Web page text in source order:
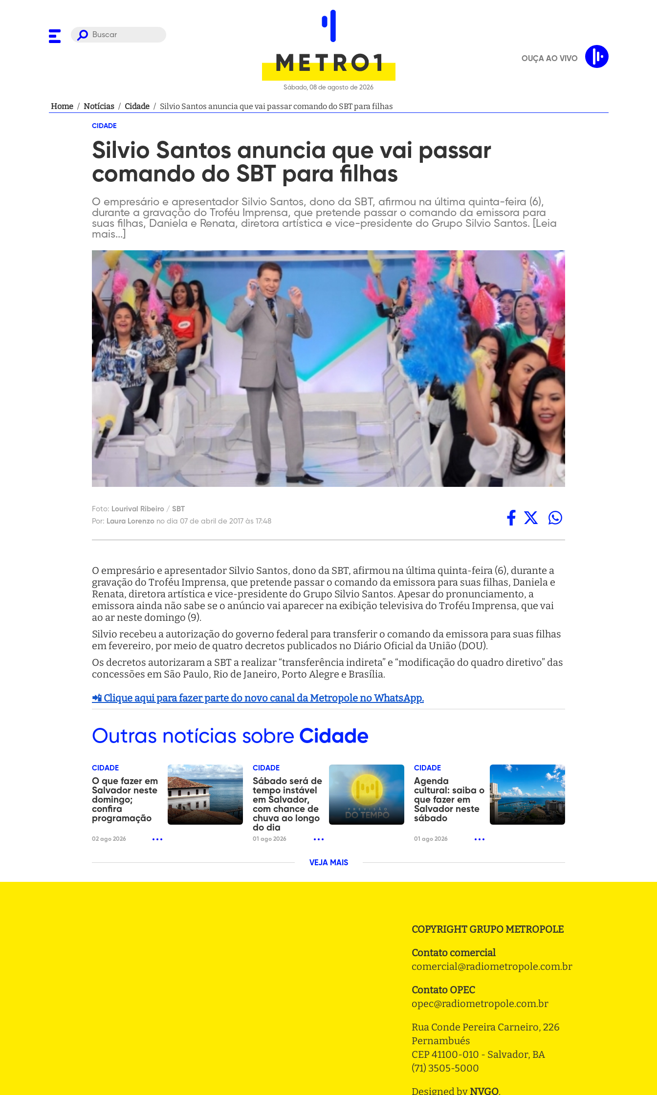
Sábado, 08 de agosto de 2026
OUÇA AO VIVO
Home / Notícias / Cidade / Silvio Santos anuncia que vai passar comando do SBT para filhas
CIDADE
Silvio Santos anuncia que vai passar
comando do SBT para filhas
O empresário e apresentador Silvio Santos, dono da SBT, afirmou na última quinta-feira (6),
durante a gravação do Troféu Imprensa, que pretende passar o comando da emissora para
suas filhas, Daniela e Renata, diretora artística e vice-presidente do Grupo Silvio Santos. [Leia
mais...]
Foto: Lourival Ribeiro / SBT
Por: Laura Lorenzo no dia 07 de abril de 2017 às 17:48
O empresário e apresentador Silvio Santos, dono da SBT, afirmou na última quinta-feira (6), durante a
gravação do Troféu Imprensa, que pretende passar o comando da emissora para suas filhas, Daniela e
Renata, diretora artística e vice-presidente do Grupo Silvio Santos. Apesar do pronunciamento, a
emissora ainda não sabe se o anúncio vai aparecer na exibição televisiva do Troféu Imprensa, que vai
ao ar neste domingo (9).
Silvio recebeu a autorização do governo federal para transferir o comando da emissora para suas filhas
em fevereiro, por meio de quatro decretos publicados no Diário Oficial da União (DOU).
Os decretos autorizaram a SBT a realizar “transferência indireta” e “modificação do quadro diretivo” das
concessões em São Paulo, Rio de Janeiro, Porto Alegre e Brasília.
📲 Clique aqui para fazer parte do novo canal da Metropole no WhatsApp.
Outras notícias sobre Cidade
CIDADE
O que fazer em
Salvador neste
domingo;
confira
programação
02 ago 2026
CIDADE
Sábado será de
tempo instável
em Salvador,
com chance de
chuva ao longo
do dia
01 ago 2026
CIDADE
Agenda
cultural: saiba o
que fazer em
Salvador neste
sábado
01 ago 2026
VEJA MAIS
COPYRIGHT GRUPO METROPOLE
Contato comercial
comercial@radiometropole.com.br
Contato OPEC
opec@radiometropole.com.br
Rua Conde Pereira Carneiro, 226
Pernambués
CEP 41100-010 - Salvador, BA
(71) 3505-5000
Designed by NVGO.